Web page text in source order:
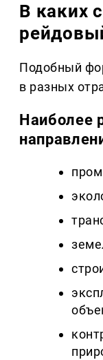
В каких
Подобный
в разных
Наиболее